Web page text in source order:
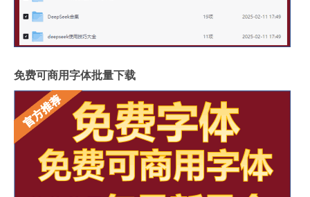
免费可商用字体批量下载